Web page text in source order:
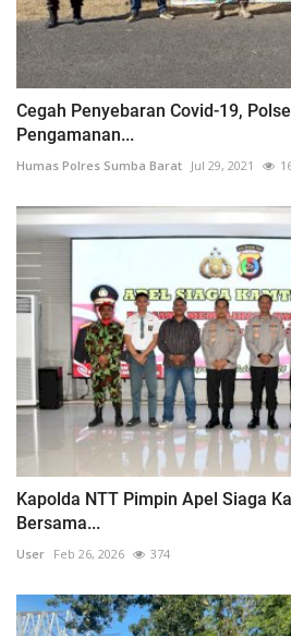
Cegah Penyebaran Covid-19,
Pengamanan...
Humas Polres Sumba Barat Jul 29, 2021
Kapolda NTT Pimpin Apel Siaga
Bersama...
User Feb 26, 2026 374